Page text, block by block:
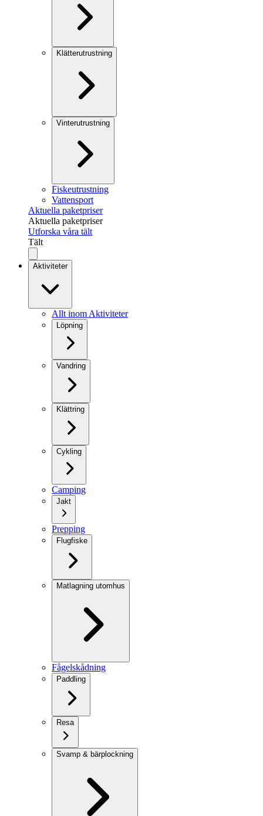
Klätterutrustning
Vinterutrustning
Fiskeutrustning
Vattensport
Aktuella paketpriser
Aktuella paketpriser
Utforska våra tält
Tält
Aktiviteter
Allt inom Aktiviteter
Löpning
Vandring
Klättring
Cykling
Camping
Jakt
Prepping
Flugfiske
Matlagning utomhus
Fågelskådning
Paddling
Resa
Svamp & bärplockning